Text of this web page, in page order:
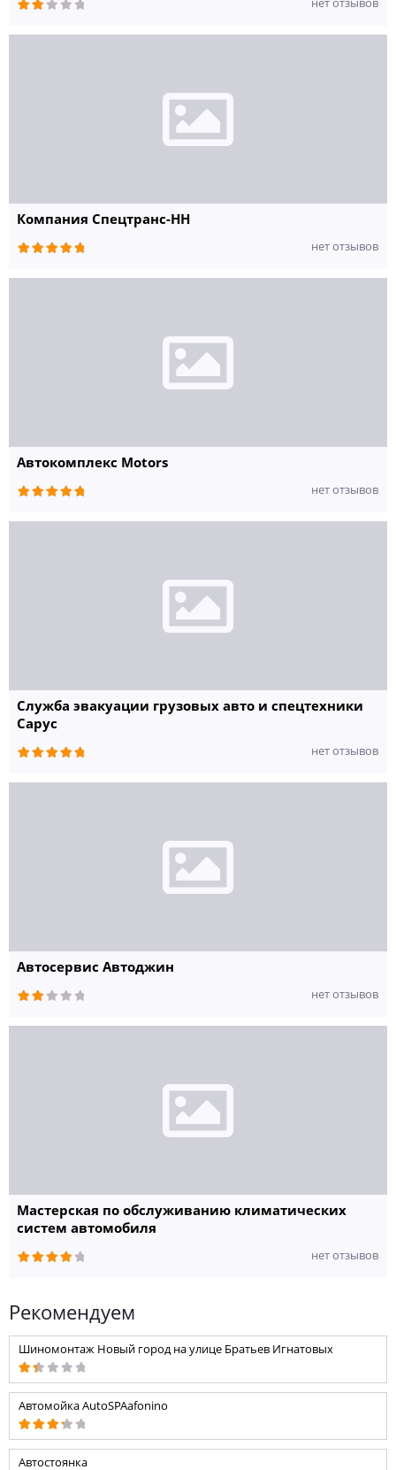
нет отзывов
Компания Спецтранс-НН
нет отзывов
Автокомплекс Motors
нет отзывов
Служба эвакуации грузовых авто и спецтехники
Сарус
нет отзывов
Автосервис Автоджин
нет отзывов
Мастерская по обслуживанию климатических
систем автомобиля
нет отзывов
Рекомендуем
Шиномонтаж Новый город на улице Братьев Игнатовых
Автомойка AutoSPAafonino
Автостоянка